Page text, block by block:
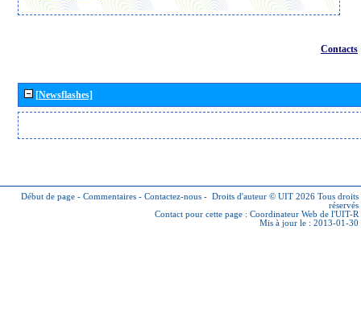
Contacts
[Newsflashes]
Début de page - Commentaires - Contactez-nous - Droits d'auteur © UIT 2026 Tous droits
réservés
Contact pour cette page : Coordinateur Web de l'UIT-R
Mis à jour le : 2013-01-30